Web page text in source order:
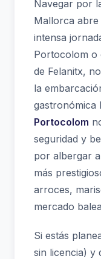
Navegar por
Mallorca abre
intensa
Portocolom o
de Felanitx,
la
gastronómica
Portocolom
seguridad y
por albergar
más
arroces,
mercado
Si estás
sin licencia) y